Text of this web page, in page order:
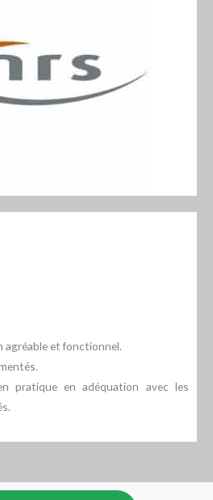
agréable et fonctionnel.
pratique en adéquation avec les